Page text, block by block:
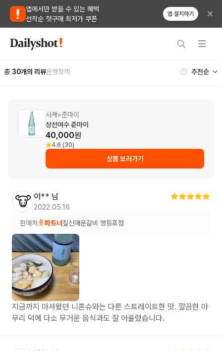
앱에서만 받을 수 있는 혜택
선착순 첫구매 최저가 쿠폰
앱 설치하기
총 30개의 리뷰운영정책
사케 >준마이
상선여수 준마이
40,000원
4.6 (30)
상품 보러가기
🐮 이** 님
2022.05.16
판매처 파트너 짚신매운갈비 영등포점
지금까지 마셔왔던 니혼슈와는 다른 스트레이트한 맛. 깔끔한 마
무리 덕에 다소 무거운 음식과도 잘 어울렸습니다.